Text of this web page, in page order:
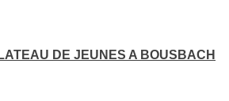
DE JEUNES A BOUSBACH